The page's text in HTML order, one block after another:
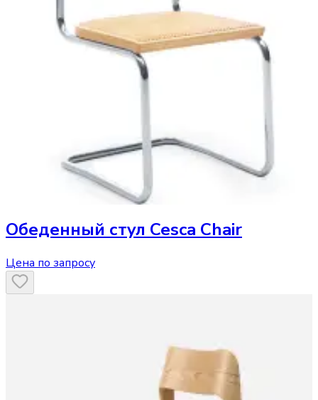
Обеденный стул Cesca Chair
Цена по запросу